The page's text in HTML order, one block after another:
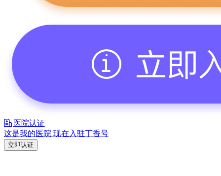
医院认证
这是我的医院 现在入驻丁香号
立即认证